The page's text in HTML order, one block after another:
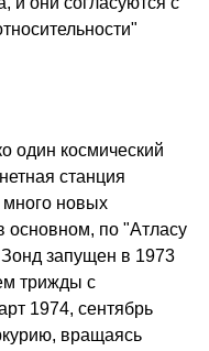
один космический
станция
новых
основном, по "Атласу
запущен в 1973
трижды с
1974, сентябрь
вращаясь